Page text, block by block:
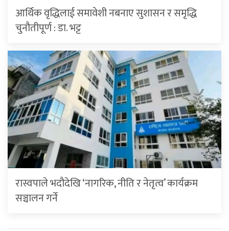
आर्थिक वृद्धिलाई समावेशी नबनाए सुशासन र समृद्धि
चुनौतीपूर्ण : डा. भट्ट
रास्वपाले भदौदेखि ‘नागरिक, नीति र नेतृत्व’ कार्यक्रम
सञ्चालन गर्ने